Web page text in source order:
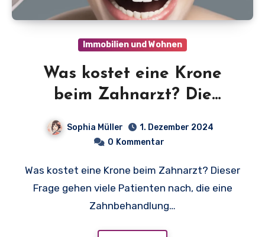
Immobilien und Wohnen
Was kostet eine Krone
beim Zahnarzt? Die
Wahrheit über Zahnkrone-
Kosten im Jahr 2023!
Sophia Müller
1. Dezember 2024
0 Kommentar
Was kostet eine Krone beim Zahnarzt? Dieser
Frage gehen viele Patienten nach, die eine
Zahnbehandlung…